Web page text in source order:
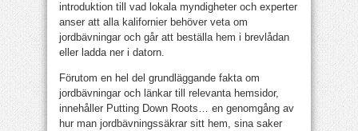
introduktion till vad lokala myndigheter och experter
anser att alla kalifornier behöver veta om
jordbävningar och går att beställa hem i brevlådan
eller ladda ner i datorn.
Förutom en hel del grundläggande fakta om
jordbävningar och länkar till relevanta hemsidor,
innehåller Putting Down Roots… en genomgång av
hur man jordbävningssäkrar sitt hem, sina saker